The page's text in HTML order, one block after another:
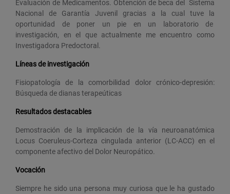
Evaluación de Medicamentos. Obtención de beca del Sistema
Nacional de Garantía Juvenil gracias a la cual tuve la
oportunidad de poner un pie en un laboratorio de
investigación, en el que actualmente me encuentro como
Investigadora Predoctoral.
Líneas de investigación
Fisiopatología de la comorbilidad dolor crónico-depresión:
Búsqueda de dianas terapeúticas
Resultados destacables
Demostración de la implicación de la vía neuroanatómica
Locus Coeruleus-Corteza cingulada anterior (LC-ACC) en el
componente afectivo del Dolor Neuropático.
Vocación
Siempre he sido una persona muy curiosa que le ha gustado